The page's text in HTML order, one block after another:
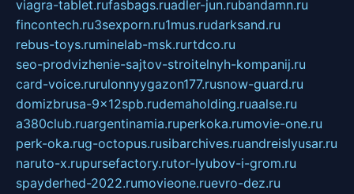
viagra-tablet.rufasbags.ruadler-jun.rubandamn.ru
fincontech.ru3sexporn.ru1mus.rudarksand.ru
rebus-toys.ruminelab-msk.rurtdco.ru
seo-prodvizhenie-sajtov-stroitelnyh-kompanij.ru
card-voice.rurulonnyygazon177.rusnow-guard.ru
domizbrusa-9x12spb.rudemaholding.ruaalse.ru
a380club.ruargentinamia.ruperkoka.rumovie-one.ru
perk-oka.rug-octopus.rusibarchives.ruandreislyusar.ru
naruto-x.rupursefactory.rutor-lyubov-i-grom.ru
spayderhed-2022.rumovieone.ruevro-dez.ru